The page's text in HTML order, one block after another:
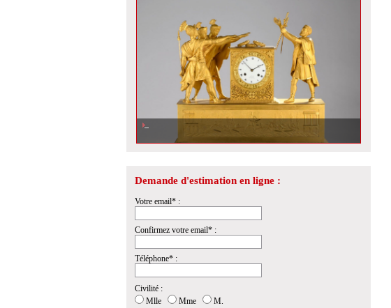
Demande d'estimation en ligne :
Votre email* :
Confirmez votre email* :
Téléphone* :
Civilité :
Mlle
Mme
M.